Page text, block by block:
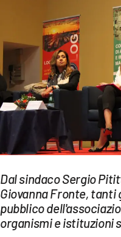
CULTURA
ECONOMIA E LAVORO
EVENTI
SPORT
Streaming
LAC NETWORK
LAC ONAIR
Dal sindaco Sergio
Giovanna Fronte,
pubblico
organismi e istituzioni